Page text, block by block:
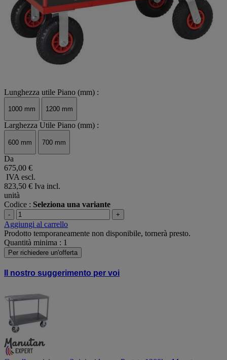
Lunghezza utile Piano (mm) :
1000 mm 1200 mm
Larghezza Utile Piano (mm) :
600 mm 700 mm
Da
675,00 €
IVA escl.
823,50 € Iva incl.
unità
Codice : Seleziona una variante
- +
Aggiungi al carrello
Prodotto temporaneamente non disponibile, tornerà presto.
Quantità minima : 1
Per richiedere un'offerta
Il nostro suggerimento per voi